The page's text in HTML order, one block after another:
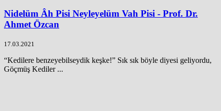
Nidelüm Âh Pisi Neyleyelüm Vah Pisi - Prof. Dr.
Ahmet Özcan
17.03.2021
“Kedilere benzeyebilseydik keşke!” Sık sık böyle diyesi geliyordu,
Göçmüş Kediler ...